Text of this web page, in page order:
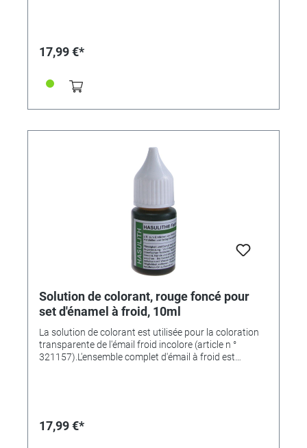
17,99 €*
Solution de colorant, rouge foncé pour
set d'énamel à froid, 10ml
La solution de colorant est utilisée pour la coloration
transparente de l'émail froid incolore (article n °
321157).L'ensemble complet d'émail à froid est
17,99 €*